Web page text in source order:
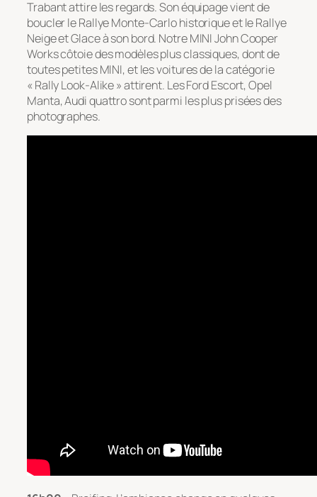
Trabant attire les regards. Son équipage vient de
boucler le Rallye Monte-Carlo historique et le Rallye
Neige et Glace à son bord. Notre MINI John Cooper
Works côtoie des modèles plus classiques, dont de
toutes petites MINI, et les voitures de la catégorie
« Rally Look-Alike » attirent. Les Ford Escort, Opel
Manta, Audi quattro sont parmi les plus prisées des
photographes.